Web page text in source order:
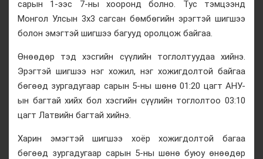
сарын 1-ээс 7-ны хооронд болно. Тус тэмцээнд
Монгол Улсын 3х3 сагсан бөмбөгийн эрэгтэй шигшээ
болон эмэгтэй шигшээ багууд оролцож байгаа.
Өнөөдөр тэд хэсгийн сүүлийн тоглолтуудаа хийнэ.
Эрэгтэй шигшээ нэг хожил, нэг хожигдолтой байгаа
бөгөөд зургадугаар сарын 5-ны шөнө 01:20 цагт АНУ-
ын багтай хийх бол хэсгийн сүүлийн тоглолтоо 03:10
цагт Латвийн багтай хийнэ.
Харин эмэгтэй шигшээ хоёр хожигдолтой багаа
бөгөөд зургадугаар сарын 5-ны шөнө буюу өнөөдөр